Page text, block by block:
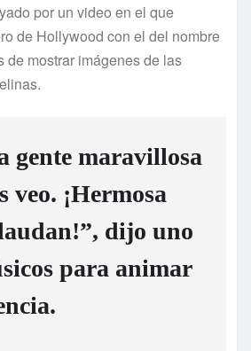
por un video en el que
de Hollywood con el del nombre
de mostrar imágenes de las
gente maravillosa
veo. ¡Hermosa
dijo uno
para animar